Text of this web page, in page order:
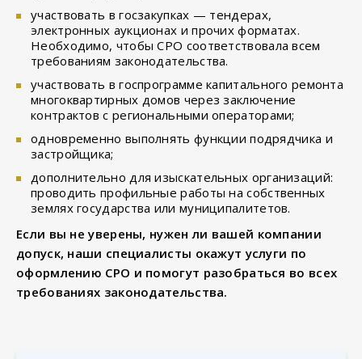
участвовать в госзакупках — тендерах,
электронных аукционах и прочих форматах.
Необходимо, чтобы СРО соответствовала всем
требованиям законодательства.
участвовать в госпрограмме капитального ремонта
многоквартирных домов через заключение
контрактов с региональными операторами;
одновременно выполнять функции подрядчика и
застройщика;
дополнительно для изыскательных организаций:
проводить профильные работы на собственных
землях государства или муниципалитетов.
Если вы не уверены, нужен ли вашей компании
допуск, наши специалисты окажут услуги по
оформлению СРО и помогут разобраться во всех
требованиях законодательства.